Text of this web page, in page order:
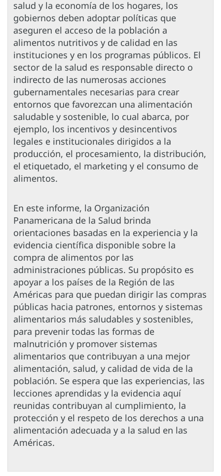
salud y la economía de los hogares, los
gobiernos deben adoptar políticas que
aseguren el acceso de la población a
alimentos nutritivos y de calidad en las
instituciones y en los programas públicos. El
sector de la salud es responsable directo o
indirecto de las numerosas acciones
gubernamentales necesarias para crear
entornos que favorezcan una alimentación
saludable y sostenible, lo cual abarca, por
ejemplo, los incentivos y desincentivos
legales e institucionales dirigidos a la
producción, el procesamiento, la distribución,
el etiquetado, el marketing y el consumo de
alimentos.
En este informe, la Organización
Panamericana de la Salud brinda
orientaciones basadas en la experiencia y la
evidencia científica disponible sobre la
compra de alimentos por las
administraciones públicas. Su propósito es
apoyar a los países de la Región de las
Américas para que puedan dirigir las compras
públicas hacia patrones, entornos y sistemas
alimentarios más saludables y sostenibles,
para prevenir todas las formas de
malnutrición y promover sistemas
alimentarios que contribuyan a una mejor
alimentación, salud, y calidad de vida de la
población. Se espera que las experiencias, las
lecciones aprendidas y la evidencia aquí
reunidas contribuyan al cumplimiento, la
protección y el respeto de los derechos a una
alimentación adecuada y a la salud en las
Américas.